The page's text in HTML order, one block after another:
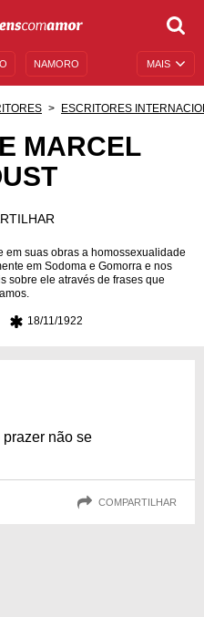
MAIS
NAMORO
DE ANIVERSÁRIO
ESCRITORES
MARCEL
em suas obras a homossexualidade
em Sodoma e Gomorra e nos
sobre ele através de frases que
18/11/1922
não se
COMPARTILHAR